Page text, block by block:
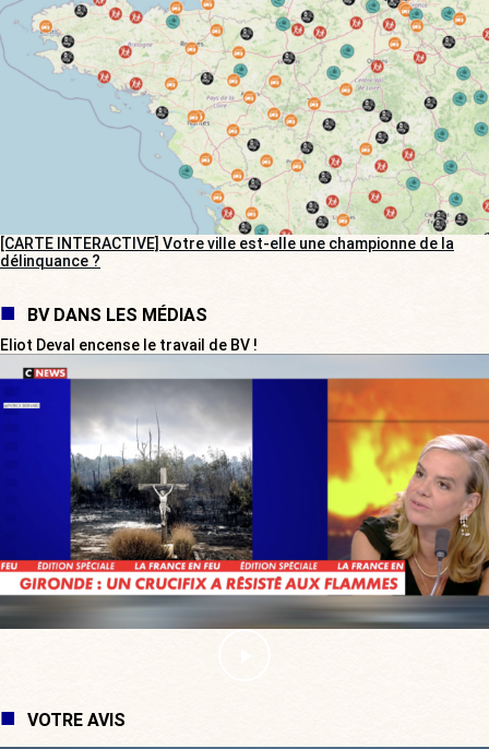
[CARTE INTERACTIVE] Votre ville est-elle une championne de la
délinquance ?
BV DANS LES MÉDIAS
Eliot Deval encense le travail de BV !
VOTRE AVIS